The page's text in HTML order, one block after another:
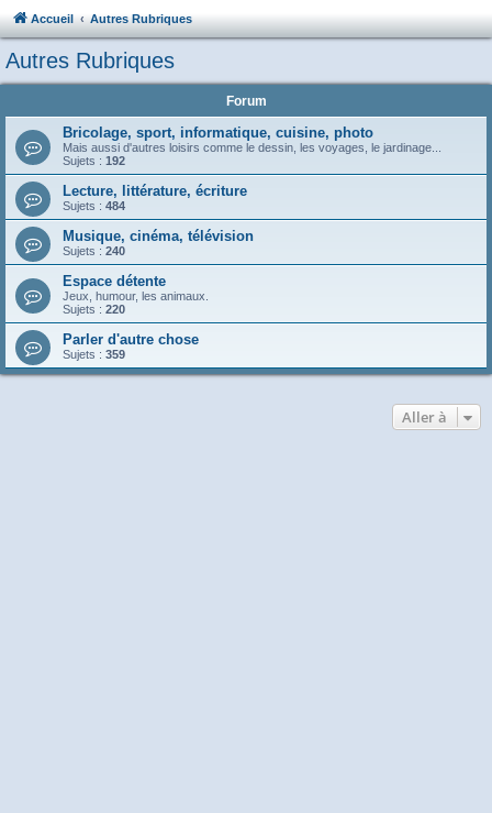
Accueil Autres Rubriques
Autres Rubriques
Forum
Bricolage, sport, informatique, cuisine, photo
Mais aussi d'autres loisirs comme le dessin, les voyages, le jardinage...
Sujets : 192
Lecture, littérature, écriture
Sujets : 484
Musique, cinéma, télévision
Sujets : 240
Espace détente
Jeux, humour, les animaux.
Sujets : 220
Parler d'autre chose
Sujets : 359
Aller à